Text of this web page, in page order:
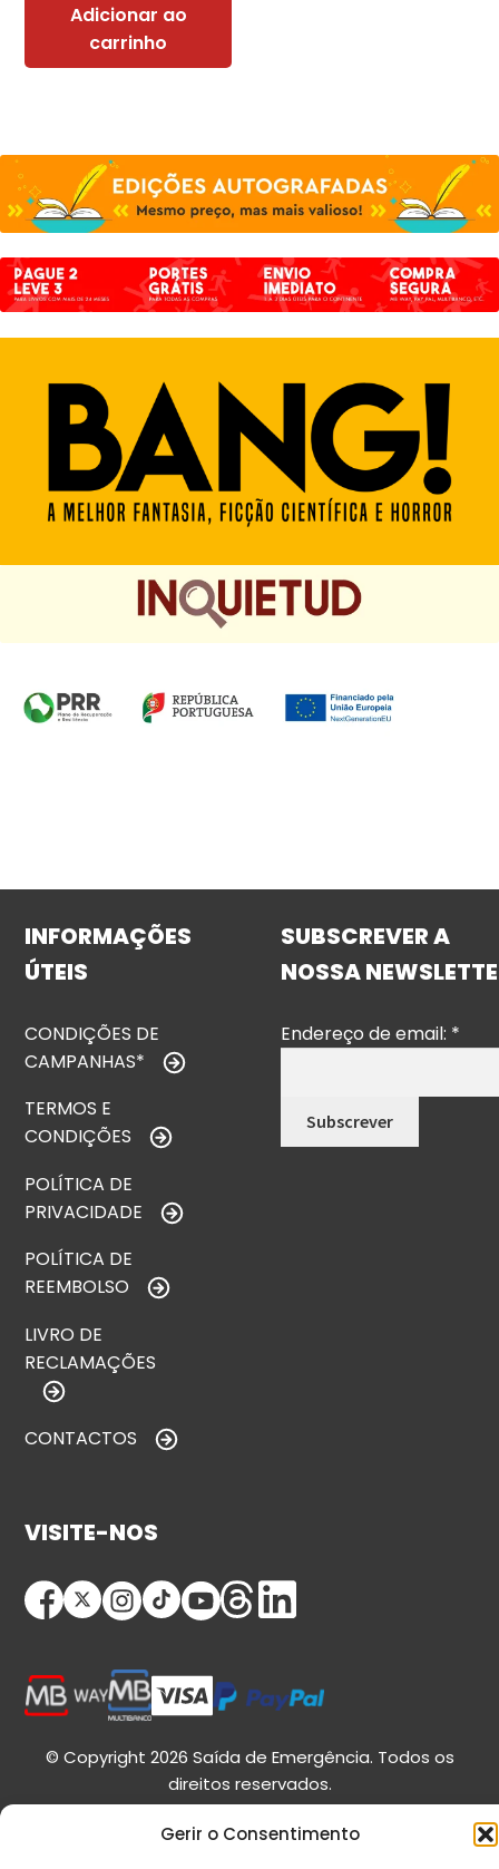
Gerir o Consentimento
Adicionar ao
carrinho
INFORMAÇÕES
ÚTEIS
CONDIÇÕES DE
CAMPANHAS*
TERMOS E
CONDIÇÕES
POLÍTICA DE
PRIVACIDADE
POLÍTICA DE
REEMBOLSO
LIVRO DE
RECLAMAÇÕES
CONTACTOS
SUBSCREVER A
NOSSA
Endereço de email: *
VISITE-NOS
© Copyright 2026 Saída de Emergência. Todos os
direitos reservados.